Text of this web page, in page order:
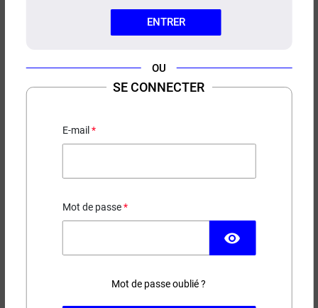
ENTRER
OU
SE CONNECTER
E-mail
Mot de passe
visibility
Mot de passe oublié ?
BOOSTER SELS DE NICOTINE
1,50 €
PG / VG